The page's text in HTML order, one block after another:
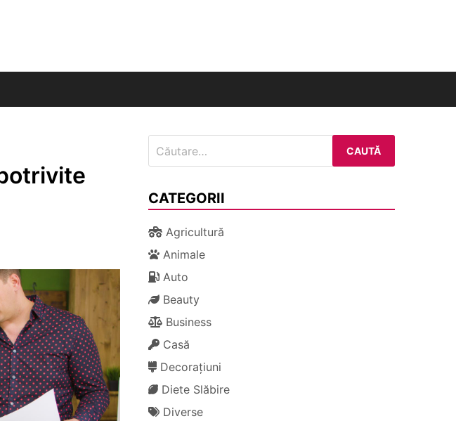
Național
după:
CATEGORII
Agricultură
Animale
Auto
Beauty
Business
Casă
Decorațiuni
Diete Slăbire
Diverse